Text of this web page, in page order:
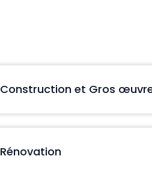
Construction et Gros
Rénovation